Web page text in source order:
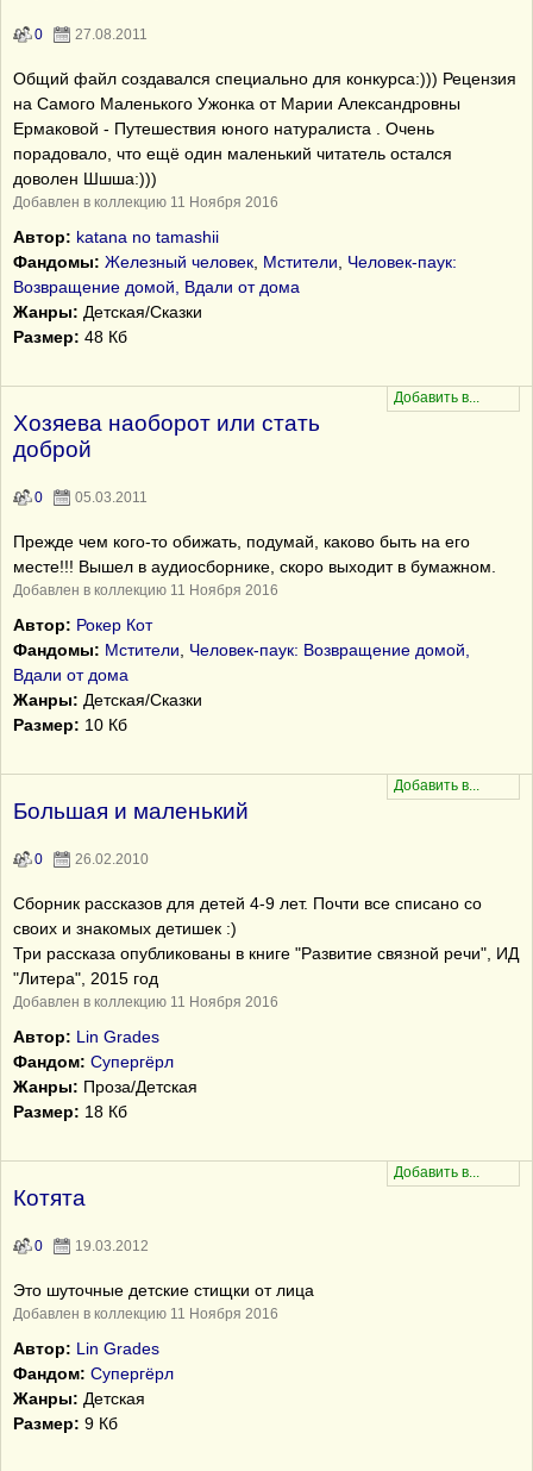
0 27.08.2011
Общий файл создавался специально для конкурса:))) Рецензия
на Самого Маленького Ужонка от Марии Александровны
Ермаковой - Путешествия юного натуралиста . Очень
порадовало, что ещё один маленький читатель остался
доволен Шшша:)))
Добавлен в коллекцию 11 Ноября 2016
Автор: katana no tamashii
Фандомы: Железный человек Мстители
Человек-паук:
Возвращение домой, Вдали от дома
Жанры: Детская/Сказки
Размер: 48 Кб
Хозяева наоборот или стать
доброй
0 05.03.2011
Прежде чем кого-то обижать, подумай, каково быть на его
месте!!! Вышел в аудиосборнике, скоро выходит в бумажном.
Добавлен в коллекцию 11 Ноября 2016
Автор: Рокер Кот
Фандомы: Мстители
Человек-паук: Возвращение домой,
Вдали от дома
Жанры: Детская/Сказки
Размер: 10 Кб
Большая и маленький
0 26.02.2010
Сборник рассказов для детей 4-9 лет. Почти все списано со
своих и знакомых детишек :)
Три рассказа опубликованы в книге "Развитие связной речи", ИД
"Литера", 2015 год
Добавлен в коллекцию 11 Ноября 2016
Автор: Lin Grades
Фандом: Супергёрл
Жанры: Проза/Детская
Размер: 18 Кб
Котята
0 19.03.2012
Это шуточные детские стищки от лица
Добавлен в коллекцию 11 Ноября 2016
Автор: Lin Grades
Фандом: Супергёрл
Жанры: Детская
Размер: 9 Кб